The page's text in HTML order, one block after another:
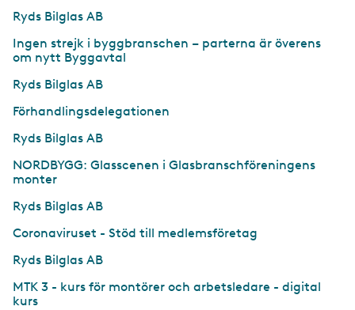
Ryds Bilglas AB
Ingen strejk i byggbranschen – parterna är överens
om nytt Byggavtal
Ryds Bilglas AB
Förhandlingsdelegationen
Ryds Bilglas AB
NORDBYGG: Glasscenen i Glasbranschföreningens
monter
Ryds Bilglas AB
Coronaviruset - Stöd till medlemsföretag
Ryds Bilglas AB
MTK 3 - kurs för montörer och arbetsledare - digital
kurs